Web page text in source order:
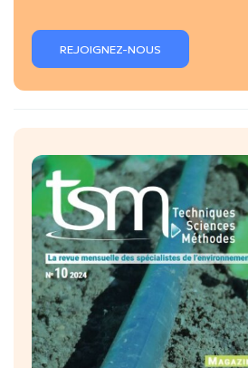
REJOIGNEZ-NOUS